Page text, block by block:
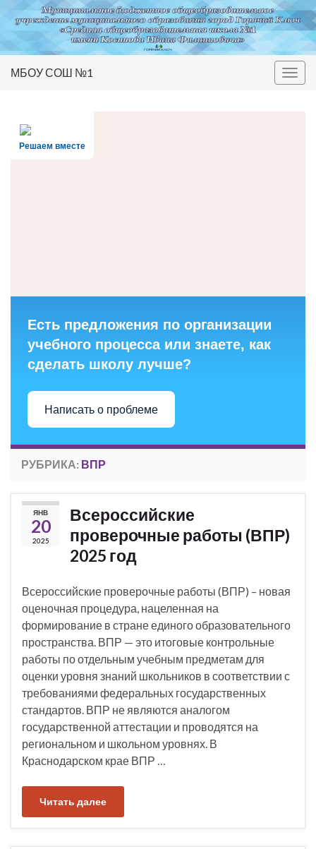
Вкл/
МБОУ СОШ №1
Решаем вместе
Есть предложения по организации
учебного процесса или знаете, как
сделать школу лучше?
Написать о проблеме
РУБРИКА: ВПР
ЯНВ
20
2025
Всероссийские
проверочные работы (ВПР)
2025 год
Всероссийские проверочные работы (ВПР) – новая
оценочная процедура, нацеленная на
формирование в стране единого образовательного
пространства. ВПР — это итоговые контрольные
работы по отдельным учебным предметам для
оценки уровня знаний школьников в соответствии с
требованиями федеральных государственных
стандартов. ВПР не являются аналогом
государственной аттестации и проводятся на
региональном и школьном уровнях. В
Краснодарском крае ВПР …
Читать далее